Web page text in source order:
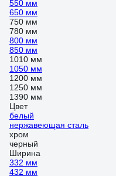
550 мм
650 мм
750 мм
780 мм
800 мм
850 мм
1010 мм
1050 мм
1200 мм
1250 мм
1390 мм
Цвет
белый
нержавеющая сталь
хром
черный
Ширина
332 мм
432 мм